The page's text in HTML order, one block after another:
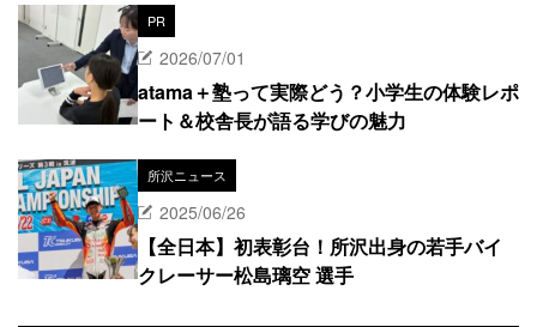
PR
2026/07/01
atama＋塾って実際どう？小学生の体験レポ
ート＆校舎長が語る学びの魅力
所沢ニュース
2025/06/26
【全日本】初表彰台！所沢出身の若手バイ
クレーサー松島璃空 選手